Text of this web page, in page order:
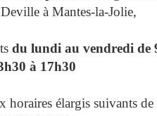
à Mantes-la-Jolie,
du lundi au vendredi de
à 17h30
horaires élargis suivants